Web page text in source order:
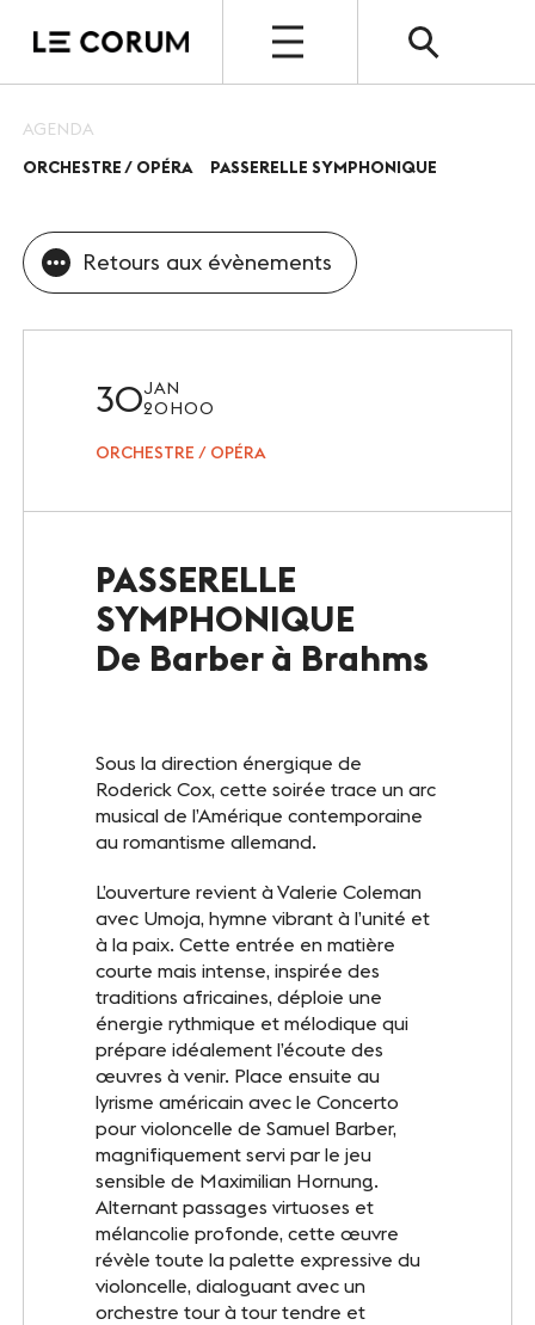
ESPACE PRO
Nos espaces
Vos évènements, nos références
Nos services
Nos offres spéciales
Le Club
Notre savoir-faire
Un site éco-responsable
ESPACE GRAND PUBLIC
Billetterie
Actualités
INFOS PRATIQUES
Accès
Accessibilité PMR
Restauration et hébergement
Sécurité et protocole sanitaire
AGENDA
ORCHESTRE / OPÉRA
PASSERELLE SYMPHONIQUE
Retours aux évènements
30JAN
20H00
ORCHESTRE / OPÉRA
PASSERELLE
SYMPHONIQUE
De Barber à Brahms
Sous la direction énergique de
Roderick Cox, cette soirée trace un arc
musical de l’Amérique contemporaine
au romantisme allemand.
L’ouverture revient à Valerie Coleman
avec Umoja, hymne vibrant à l’unité et
à la paix. Cette entrée en matière
courte mais intense, inspirée des
traditions africaines, déploie une
énergie rythmique et mélodique qui
prépare idéalement l’écoute des
œuvres à venir. Place ensuite au
lyrisme américain avec le Concerto
pour violoncelle de Samuel Barber,
magnifiquement servi par le jeu
sensible de Maximilian Hornung.
Alternant passages virtuoses et
mélancolie profonde, cette œuvre
révèle toute la palette expressive du
violoncelle, dialoguant avec un
orchestre tour à tour tendre et